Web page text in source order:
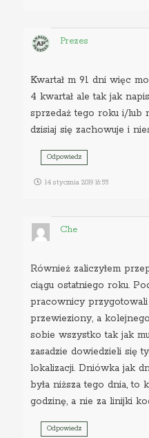
Prezes
Kwartał m 91 dni więc
4 kwartał ale tak jak
sprzedaż tego roku i/lub
dzisiaj się zachowuje i
Odpowiedz
14 stycznia 2019 16:55
Che
Również zaliczyłem
ciągu ostatniego roku.
pracownicy
przewieziony, a
sobie wszystko tak jak
zasadzie dowiedzieli się
lokalizacji. Dniówka jak
była niższa tego dnia, to
godzinę, a nie za linijki
Odpowiedz